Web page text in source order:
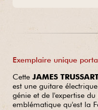
Exemplaire unique
Cette JAMES
est une guitare
génie et de l'expertise
emblématique qu'est la